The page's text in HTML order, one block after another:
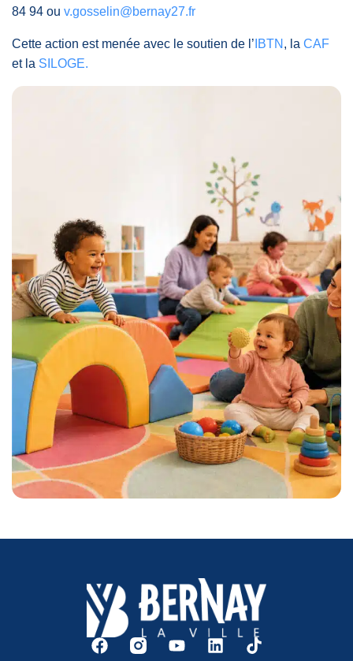
84 94 ou v.gosselin@bernay27.fr
Cette action est menée avec le soutien de l’ IBTN , la CAF
et la SILOGE.